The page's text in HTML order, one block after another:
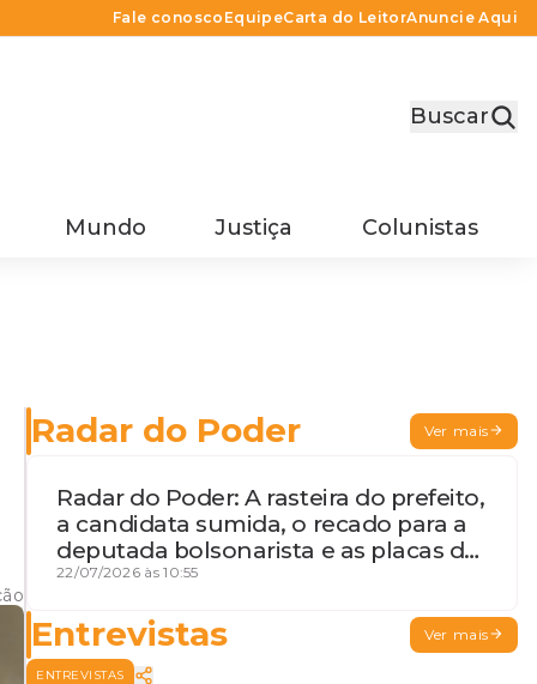
Fale conosco EquipeCarta do LeitorAnuncie Aqui
Buscar
Mundo Justiça Colunistas
Radar do Poder Ver mais
Radar do Poder: A rasteira do prefeito,
a candidata sumida, o recado para a
deputada bolsonarista e as placas da
discórdia
22/07/2026 às 10:55
Entrevistas Ver mais
ENTREVISTAS